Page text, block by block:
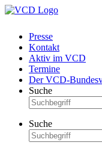
Presse
Kontakt
Aktiv im VCD
Termine
Der VCD-
Suche
Suche